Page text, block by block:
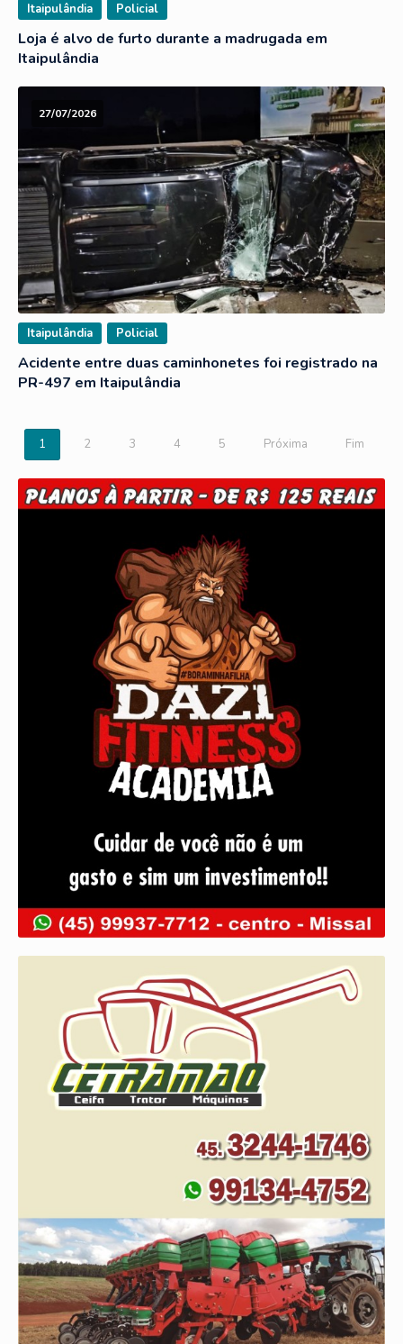
Itaipulândia Policial
Loja é alvo de furto durante a madrugada em
Itaipulândia
27/07/2026
Itaipulândia Policial
Acidente entre duas caminhonetes foi registrado na
PR-497 em Itaipulândia
1 2 3 4 5 Próxima Fim